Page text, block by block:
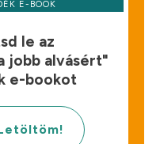
E-BOOK
le az
jobb alvásért"
e-bookot